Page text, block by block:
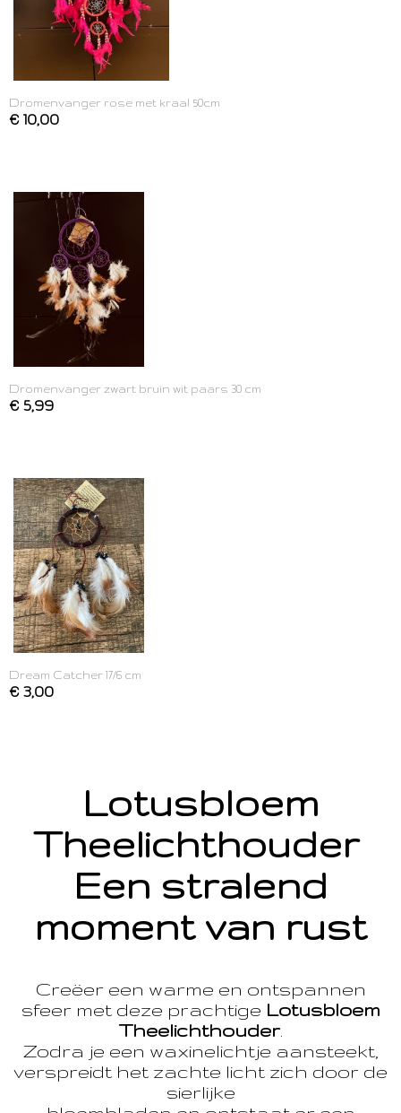
Dromenvanger rose met kraal 50cm
€ 10,00
Dromenvanger zwart bruin wit paars 30 cm
€ 5,99
Dream Catcher 17/6 cm
€ 3,00
Lotusbloem
Theelichthouder
Een stralend
moment van rust
Creëer een warme en ontspannen
sfeer met deze prachtige Lotusbloem
Theelichthouder.
Zodra je een waxinelichtje aansteekt,
verspreidt het zachte licht zich door de
sierlijke